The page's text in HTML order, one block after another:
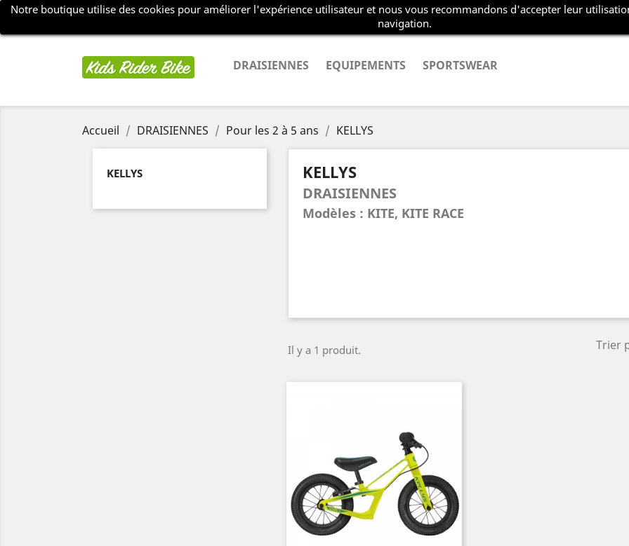
Appelez-nous :+33612078689
DRAISIENNES EQUIPEMENTS SPORTSWEAR
Notre boutique utilise des cookies pour améliorer l'expérience utilisateur et nous vous recommandons d'accepter leur
navigation.
Accueil DRAISIENNES Pour les 2 à 5 ans KELLYS
KELLYS KELLYS
DRAISIENNES
Modèles : KITE, KITE RACE
Il y a 1 produit.
Trier